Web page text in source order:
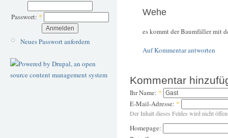
Passwort: *
Neues Passwort anfordern
Wehe
es kommt der Baumfäller mit
Auf Kommentar antworten
Kommentar
Ihr Name: *
E-Mail-Adresse: *
Der Inhalt dieses Feldes wird nicht
Homepage: